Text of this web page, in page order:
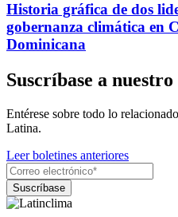
Historia gráfica de dos
gobernanza climática en
Dominicana
Suscríbase a
Entérese sobre todo lo
Latina.
Leer boletines anteriores